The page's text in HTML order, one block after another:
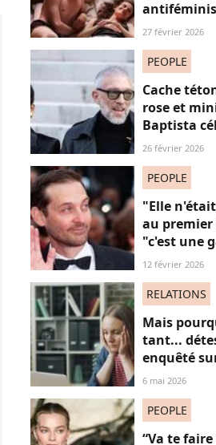
réseaux
27 février 2026
PEOPLE
Cache
rose et
Baptista
carnaval de
de 30 ans
26 février 2026
PEOPLE
"Elle
au premier
"c'est une
l'apparition
ans de
12 février 2026
RELATIONS
Mais
tant...
enquêté
du "hate
6 mai 2026
PEOPLE
“Va te